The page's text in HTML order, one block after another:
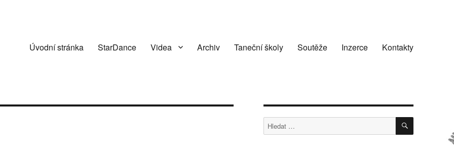
Úvodní stránka StarDance Videa Archiv Taneční školy Soutěže Inzerce Kontakty
Hledat: HLEDÁNÍ